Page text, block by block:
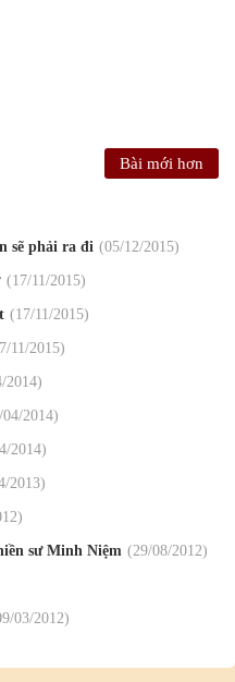
Bài mới hơn
sẽ phải ra đi 05/12/2015
17/11 /2015
17/11 /2015
/11 /2015
/2014
/04/2014
/2014
/2013
sư Minh Niệm 29/08/2012
/03/2012
2020
2026 24/12
2025 24/12/2024